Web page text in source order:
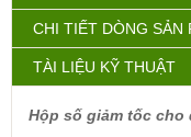
CHI TIẾT DÒNG SẢN
TÀI LIỆU KỸ THUẬT
Hộp số giảm tốc cho